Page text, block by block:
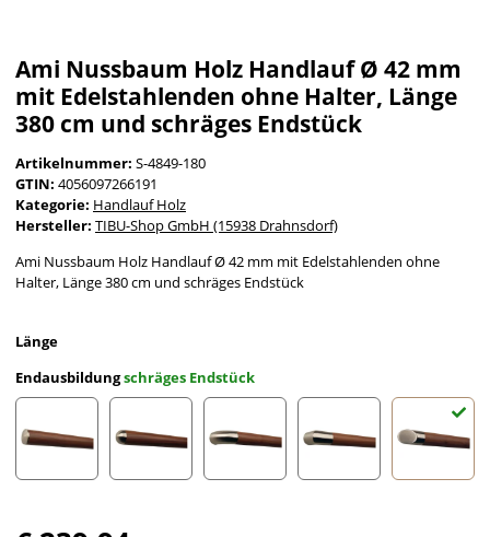
Ami Nussbaum Holz Handlauf Ø 42 mm
mit Edelstahlenden ohne Halter, Länge
380 cm und schräges Endstück
Artikelnummer: S-4849-180
GTIN: 4056097266191
Kategorie: Handlauf Holz
Hersteller: TIBU-Shop GmbH (15938 Drahnsdorf)
Ami Nussbaum Holz Handlauf Ø 42 mm mit Edelstahlenden ohne
Halter, Länge 380 cm und schräges Endstück
Länge
Endausbildungschräges Endstück